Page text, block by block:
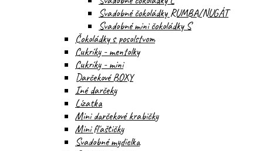
Svadobné čokoládky RUMBA/NUGÁT
Svadobné mini čokoládky S
Čokoládky s posolstvom
Cukríky - mentolky
Cukríky - mini
Darčekové BOXY
Iné darčeky
Lízatka
Mini darčekové krabičky
Mini fľaštičky
Svadobné mydielka